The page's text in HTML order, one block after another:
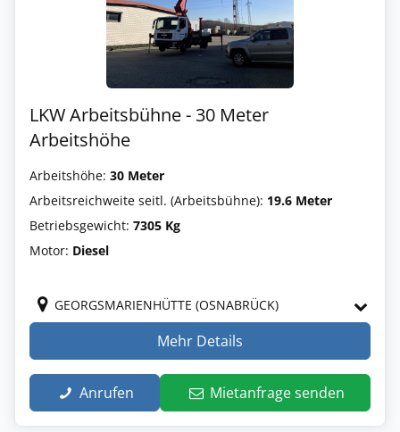
LKW Arbeitsbühne - 30 Meter
Arbeitshöhe
Arbeitshöhe: 30 Meter
Arbeitsreichweite seitl. (Arbeitsbühne): 19.6 Meter
Betriebsgewicht: 7305 Kg
Motor: Diesel
GEORGSMARIENHÜTTE (OSNABRÜCK)
Mehr Details
Anrufen Mietanfrage senden